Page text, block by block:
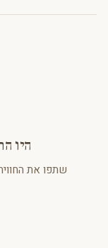
היו
שתפו את